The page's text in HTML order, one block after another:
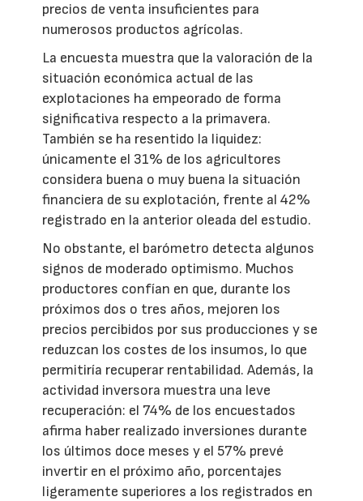
precios de venta insuficientes para
numerosos productos agrícolas.
La encuesta muestra que la valoración de la
situación económica actual de las
explotaciones ha empeorado de forma
significativa respecto a la primavera.
También se ha resentido la liquidez:
únicamente el 31% de los agricultores
considera buena o muy buena la situación
financiera de su explotación, frente al 42%
registrado en la anterior oleada del estudio.
No obstante, el barómetro detecta algunos
signos de moderado optimismo. Muchos
productores confían en que, durante los
próximos dos o tres años, mejoren los
precios percibidos por sus producciones y se
reduzcan los costes de los insumos, lo que
permitiría recuperar rentabilidad. Además, la
actividad inversora muestra una leve
recuperación: el 74% de los encuestados
afirma haber realizado inversiones durante
los últimos doce meses y el 57% prevé
invertir en el próximo año, porcentajes
ligeramente superiores a los registrados en